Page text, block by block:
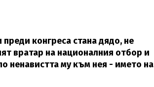
конгреса стана дядо, не
вратар на националния отбор и
ненавистта му към нея - името на